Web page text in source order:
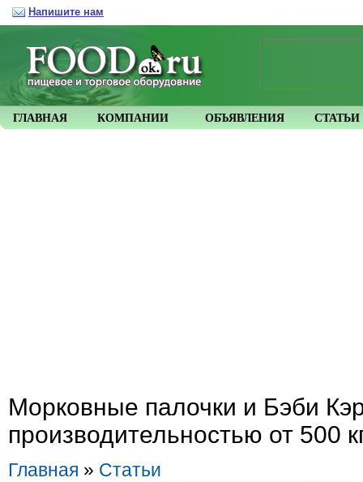
Морковные палочки и Бэби
производительностью от 500
Главная » Статьи
ГЛАВНАЯ КОМПАНИИ ОБЪЯВЛЕНИЯ СТАТЬИ
Напишите нам